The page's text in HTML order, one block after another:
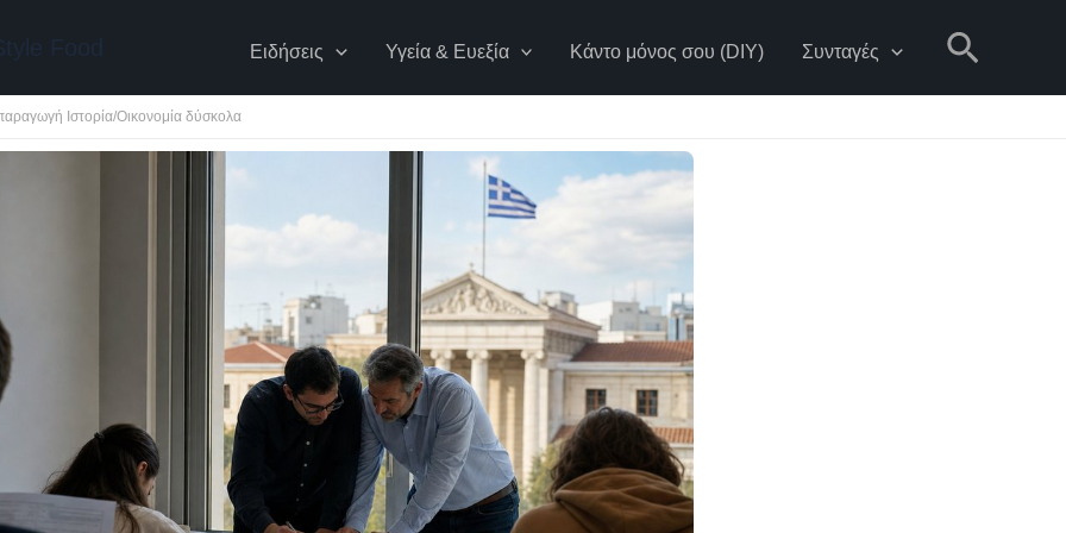
Ειδήσεις Υγεία & Ευεξία Κάντο μόνος σου (DIY) Συνταγές
Αναζήτηση
Ιστορία/Οικονομία δύσκολα